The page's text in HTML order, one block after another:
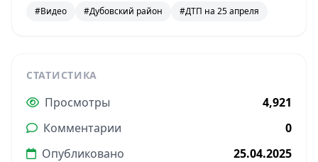
#Видео #Дубовский район #ДТП на 25 апреля
СТАТИСТИКА
Просмотры
4,921
Комментарии
0
Опубликовано
25.04.2025